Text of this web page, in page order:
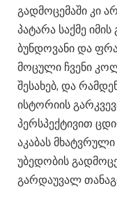
გადმოცემაში კი
პატარა საქმე
ბუნდოვანი და
მოცული ჩვენი
შესახებ, და
ისტორიის
პერსპექტივით
აკაბას
უბედობის
გარდაუვალ